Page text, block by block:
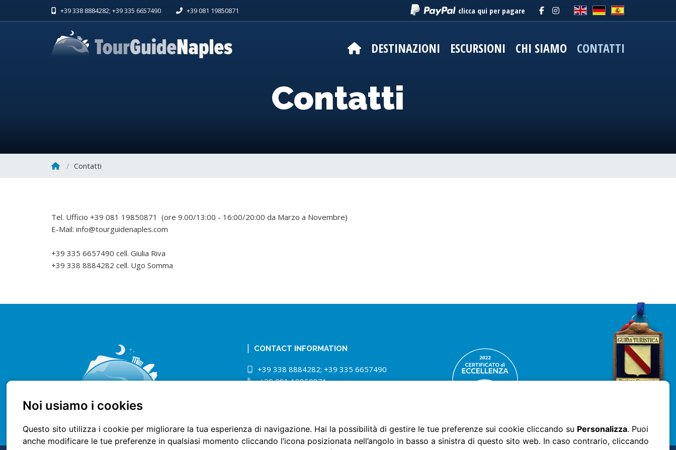
Noi usiamo i cookies
Questo sito utilizza i cookie per migliorare la tua esperienza di navigazione. Hai la possibilità di gestire le tue preferenze sui cookie cliccando su Personalizza. Puoi
anche modificare le tue preferenze in qualsiasi momento cliccando l’icona posizionata nell’angolo in basso a sinistra di questo sito web. In caso contrario, cliccando
+39 338 8884282; +39 335 6657490 +39 081 19850871 clicca qui per pagare
DESTINAZIONI ESCURSIONI CHI SIAMO CONTATTI
Contatti
Contatti
Tel. Ufficio +39 081 19850871 (ore 9.00/13:00 - 16:00/20:00 da Marzo a Novembre)
E-Mail: info@tourguidenaples.com
+39 335 6657490 cell. Giulia Riva
+39 338 8884282 cell. Ugo Somma
CONTACT INFORMATION
+39 338 8884282; +39 335 6657490
+39 081 19850871